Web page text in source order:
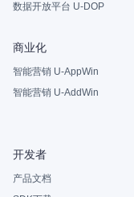
数据开放平台 U-DOP
商业化
智能营销 U-AppWin
智能营销 U-AddWin
开发者
产品文档